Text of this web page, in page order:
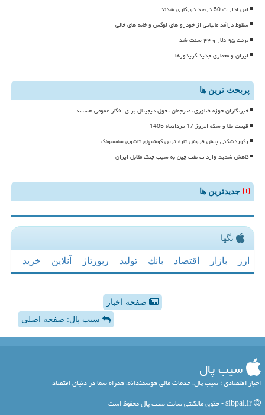
این ادارات 50 درصد دورکاری شدند
سقوط درآمد مالیاتی از خودرو های لوکس و خانه های خالی
برنت ۹۵ دلار و ۴۴ سنت شد
ایران و معماری جدید کریدورها
پربحث ترین ها
خبرنگاران حوزه فناوری، مترجمان تحول دیجیتال برای افکار عمومی هستند
قیمت طلا و سکه امروز 17 مردادماه 1405
رکوردشکنی پیش فروش تازه ترین گوشیهای تاشوی سامسونگ
کاهش شدید واردات نفت چین به سبب جنگ مقابل ایران
جدیدترین ها
تگها
ارز بازار اقتصاد بانك تولید رپورتاژ آنلاین خرید
صفحه اخبار
سیب پال: صفحه اصلی
سیب پال
اخبار اقتصادی ؛ سیب پال، خدمات مالی هوشمندانه، همراه شما در دنیای اقتصاد